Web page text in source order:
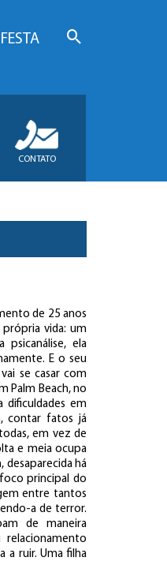
CONTATO
de 25 anos
vida: um
psicanálise, ela
E o seu
se casar com
Palm Beach, no
dificuldades em
contar fatos já
em vez de
e meia ocupa
desaparecida há
principal do
entre tantos
a de terror.
de maneira
relacionamento
a ruir. Uma filha